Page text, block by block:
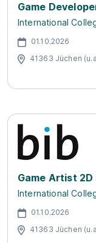
Game
International
01.10.2026
41363 Jüchen
Game Artist
International
01.10.2026
41363 Jüchen